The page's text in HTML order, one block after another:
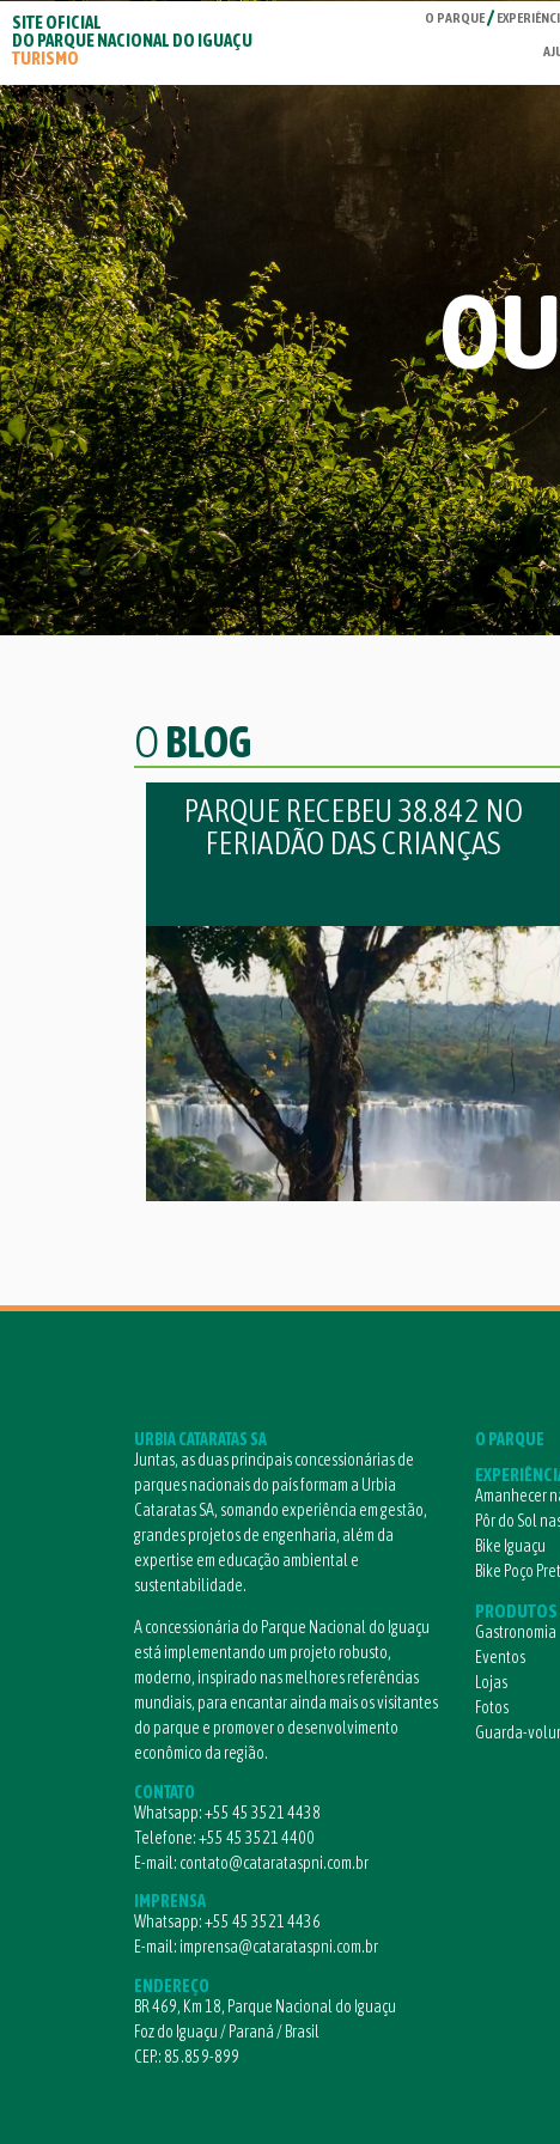
SITE OFICIAL
DO PARQUE NACIONAL DO IGUAÇU
TURISMO
O PARQUE
OBLOG
PARQUE RECEBEU 38.842 NO
FERIADÃO DAS CRIANÇAS
URBIA CATARATAS SA
Juntas, as duas principais concessionárias de
parques nacionais do país formam a Urbia
Cataratas SA, somando experiência em gestão,
grandes projetos de engenharia, além da
expertise em educação ambiental e
sustentabilidade.
A concessionária do Parque Nacional do Iguaçu
está implementando um projeto robusto,
moderno, inspirado nas melhores referências
mundiais, para encantar ainda mais os visitantes
do parque e promover o desenvolvimento
econômico da região.
CONTATO
Whatsapp:+55 45 3521 4438
Telefone:+55 45 3521 4400
E-mail: contato@catarataspni.com.br
IMPRENSA
Whatsapp:+55 45 3521 4436
E-mail: imprensa@catarataspni.com.br
ENDEREÇO
BR 469, Km 18, Parque Nacional do Iguaçu
Foz do Iguaçu / Paraná / Brasil
CEP.: 85.859-899
O PARQUE
Amanhecer
Pôr do Sol
Bike Iguaçu
Bike Poço
PRODUTOS
Gastronomia
Eventos
Lojas
Fotos
Guarda-